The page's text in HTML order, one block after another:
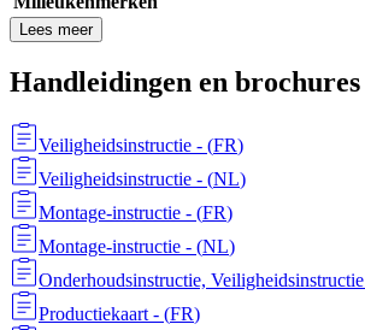
Lees meer
Handleidingen en brochures
Veiligheidsinstructie - (FR)
Veiligheidsinstructie - (NL)
Montage-instructie - (FR)
Montage-instructie - (NL)
Onderhoudsinstructie, Veiligheidsinstructie
Productiekaart - (FR)